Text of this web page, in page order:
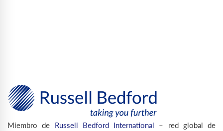
Miembro de Russell Bedford International – red global de